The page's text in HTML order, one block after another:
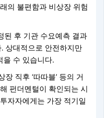
의 불편함과 비상장 위험
된 후 기관 수요예측 결과
상대적으로 안전하지만
을 수 있습니다.
장 직후 ‘따따블’ 등의 거
펀더멘털이 확인되는 시
자자에게는 가장 적기일